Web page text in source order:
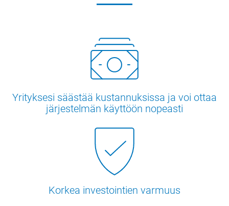
Yrityksesi säästää kustannuksissa ja voi ottaa
järjestelmän käyttöön nopeasti
Korkea investointien varmuus